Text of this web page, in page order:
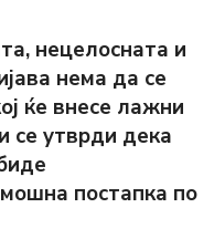
нецелосната и
нема да се
ќе внесе лажни
се утврди дека
постапка по